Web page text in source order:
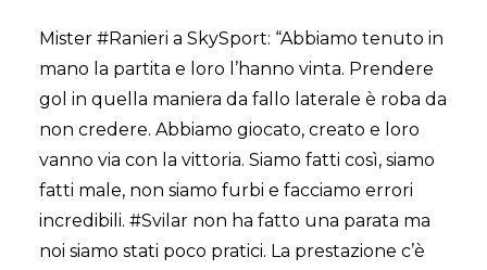
Mister #Ranieri a SkySport: “Abbiamo tenuto in
mano la partita e loro l’hanno vinta. Prendere
gol in quella maniera da fallo laterale è roba da
non credere. Abbiamo giocato, creato e loro
vanno via con la vittoria. Siamo fatti così, siamo
fatti male, non siamo furbi e facciamo errori
incredibili. #Svilar non ha fatto una parata ma
noi siamo stati poco pratici. La prestazione c’è